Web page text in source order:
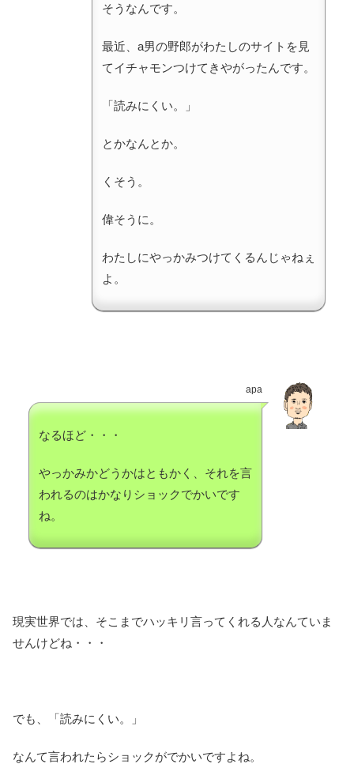
そうなんです。
最近、a男の野郎がわたしのサイトを見
てイチャモンつけてきやがったんです。
「読みにくい。」
とかなんとか。
くそう。
偉そうに。
わたしにやっかみつけてくるんじゃねぇ
よ。
apa
なるほど・・・
やっかみかどうかはともかく、それを言
われるのはかなりショックでかいです
ね。
現実世界では、そこまでハッキリ言ってくれる人なんていま
せんけどね・・・
でも、「読みにくい。」
なんて言われたらショックがでかいですよね。